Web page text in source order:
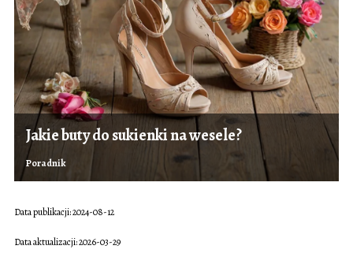
Jakie buty do sukienki na wesele?
Poradnik
Data publikacji: 2024-08-12
Data aktualizacji: 2026-03-29